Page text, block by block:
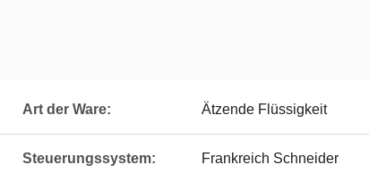
Art der Ware: Ätzende Flüssigkeit
Steuerungssystem: Frankreich Schneider